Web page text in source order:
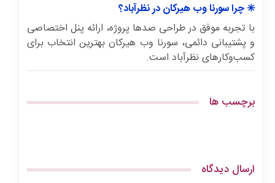
✳️ چرا سورنا وب هیرکان در نظرآباد؟
با تجربه موفق در طراحی صدها پروژه، ارائه پنل اختصاصی
و پشتیبانی دائمی، سورنا وب هیرکان بهترین انتخاب برای
کسب‌وکارهای نظرآباد است.
برچسب ها
ارسال دیدگاه